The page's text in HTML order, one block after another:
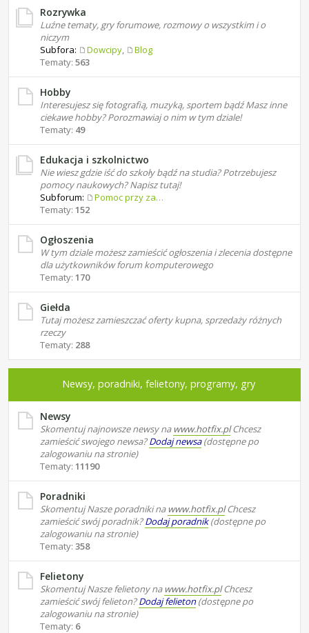
Rozrywka
Luźne tematy, gry forumowe, rozmowy o wszystkim i o
niczym
Subfora:
Dowcipy,
Blog
Tematy: 563
Hobby
Interesujesz się fotografią, muzyką, sportem bądź Masz inne
ciekawe hobby? Porozmawiaj o nim w tym dziale!
Tematy: 49
Edukacja i szkolnictwo
Nie wiesz gdzie iść do szkoły bądź na studia? Potrzebujesz
pomocy naukowych? Napisz tutaj!
Subforum:
Pomoc przy zadaniach domowych
Tematy: 152
Ogłoszenia
W tym dziale możesz zamieścić ogłoszenia i zlecenia dostępne
dla użytkowników forum komputerowego
Tematy: 170
Giełda
Tutaj możesz zamieszczać oferty kupna, sprzedaży różnych
rzeczy
Tematy: 288
Newsy, poradniki, felietony, programy, gry
Newsy
Skomentuj najnowsze newsy na www.hotfix.plChcesz
zamieścić swojego newsa?Dodaj newsa(dostępne po
zalogowaniu na stronie)
Tematy: 11190
Poradniki
Skomentuj Nasze poradniki na www.hotfix.plChcesz
zamieścić swój poradnik?Dodaj poradnik(dostępne po
zalogowaniu na stronie)
Tematy: 358
Felietony
Skomentuj Nasze felietony na www.hotfix.plChcesz
zamieścić swój felieton?Dodaj felieton(dostępne po
zalogowaniu na stronie)
Tematy: 6